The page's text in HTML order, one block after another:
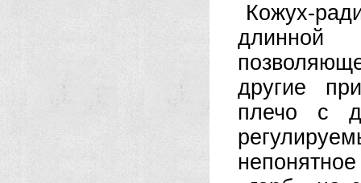
Кожух-
длинной
другие
плечо с